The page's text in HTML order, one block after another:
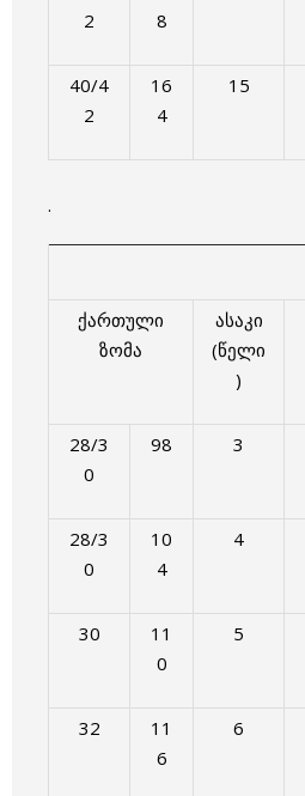
2
8
40/4
2
16
4
15
.
ქართული
ზომა
ასაკი
(წელი
)
28/3
0
98 3
28/3
0
10
4
4
30
11
0
5
32
11
6
6